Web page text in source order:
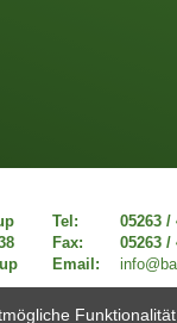
Tel:
Fax:
Email:
05263 /
05263 /